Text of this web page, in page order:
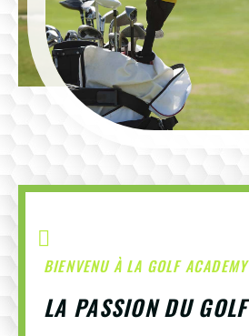
BIENVENU À LA GOLF ACADEMY
LA PASSION DU GOLF